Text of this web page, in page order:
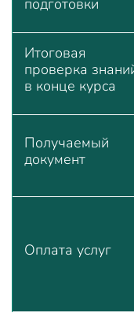
подготовки
Итоговая
проверка
в конце курса
Получаемый
документ
Оплата услуг